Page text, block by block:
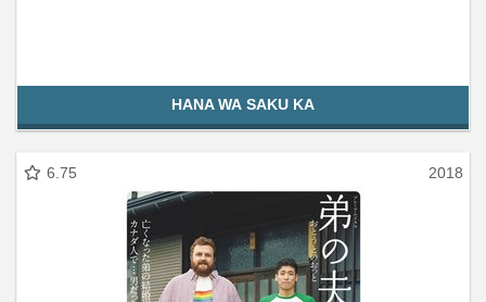
HANA WA SAKU KA
6.75 2018